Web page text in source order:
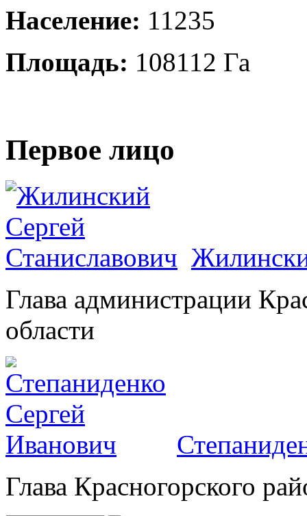
Население: 11235
Площадь: 108112 Га
Первое лицо
Глава администрации
области
Глава Красногорского